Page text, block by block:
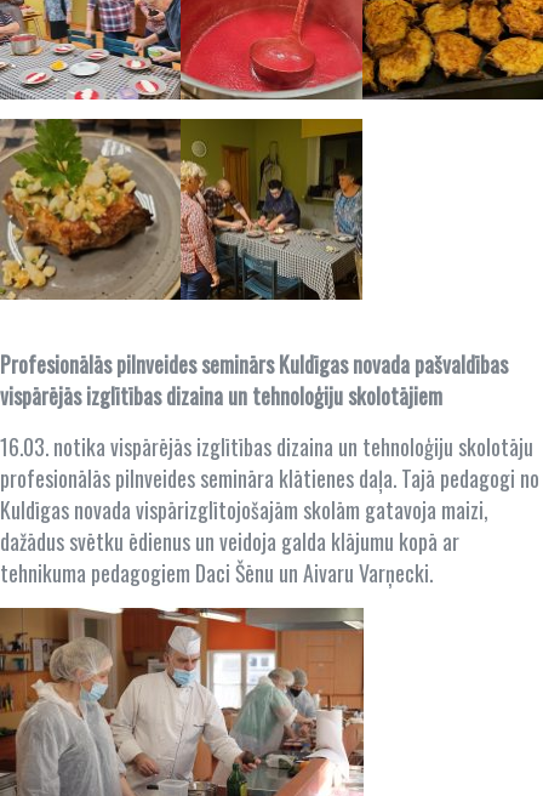
Profesionālās pilnveides seminārs Kuldīgas novada pašvaldības
vispārējās izglītības dizaina un tehnoloģiju skolotājiem
16.03. notika vispārējās izglītības dizaina un tehnoloģiju skolotāju
profesionālās pilnveides semināra klātienes daļa. Tajā pedagogi no
Kuldīgas novada vispārizglītojošajām skolām gatavoja maizi,
dažādus svētku ēdienus un veidoja galda klājumu kopā ar
tehnikuma pedagogiem Daci Šēnu un Aivaru Varņecki.